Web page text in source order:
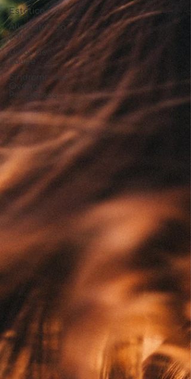
Estética
Alimentos da
safra
Guias de
saúde
Síndrome dos
Ovários
Policísticos